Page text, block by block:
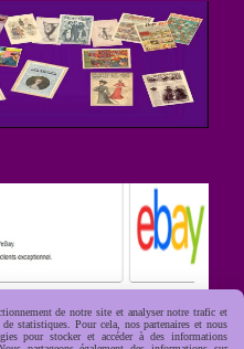
de notre site et analyser notre trafic et
statistiques. Pour cela, nos partenaires et nous
pour stocker et accéder à des informations